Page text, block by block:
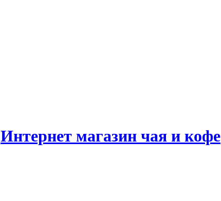
Интернет магазин чая и кофе